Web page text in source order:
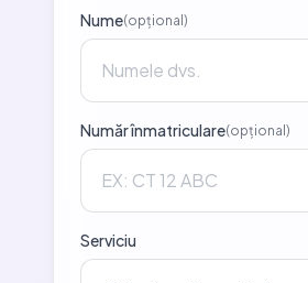
Nume(opțional)
Număr înmatriculare(opțional)
Serviciu